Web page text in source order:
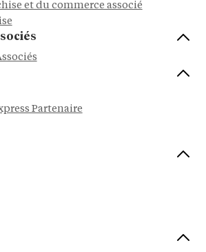
et du commerce associé
Partenaire